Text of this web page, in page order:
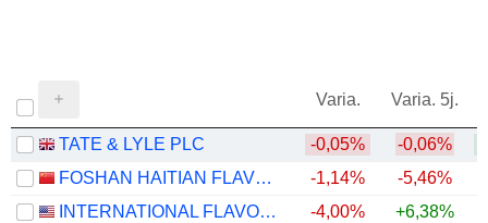
Varia. Varia. 5j.
TATE & LYLE PLC -0,05% -0,06%
FOSHAN HAITIAN FLAVOURING AND FOOD COMPANY LTD.
-1,14% -5,46%
INTERNATIONAL FLAVORS & FRAGRANCES INC.
-4,00% +6,38%